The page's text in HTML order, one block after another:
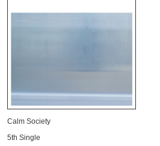
Calm Society
5th Single